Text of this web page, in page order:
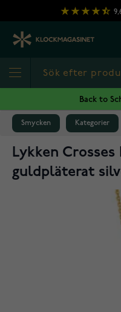
Hoppa till innehållet
Back to
Smycken Kategorier
Lykken Crosses
guldpläterat